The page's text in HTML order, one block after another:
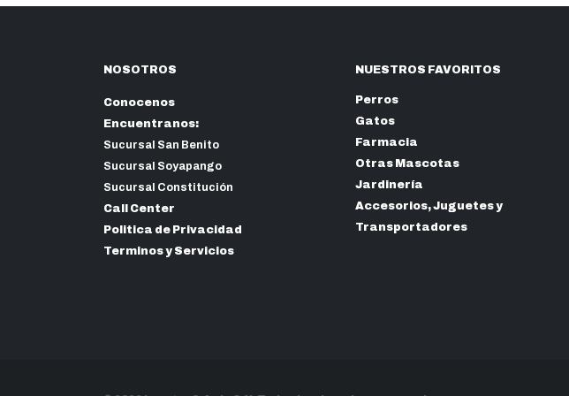
NOSOTROS
Conocenos
Encuentranos:
Sucursal San Benito
Sucursal Soyapango
Sucursal Constitución
Call Center
Politica de Privacidad
Terminos y Servicios
NUESTROS FAVORITOS
Perros
Gatos
Farmacia
Otras Mascotas
Jardinería
Accesorios, Juguetes y
Transportadores